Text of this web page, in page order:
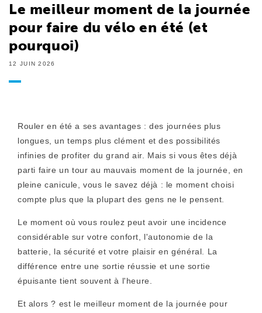
Le meilleur moment de la journée
pour faire du vélo en été (et
pourquoi)
12 JUIN 2026
Rouler en été a ses avantages : des journées plus
longues, un temps plus clément et des possibilités
infinies de profiter du grand air. Mais si vous êtes déjà
parti faire un tour au mauvais moment de la journée, en
pleine canicule, vous le savez déjà : le moment choisi
compte plus que la plupart des gens ne le pensent.
Le moment où vous roulez peut avoir une incidence
considérable sur votre confort, l'autonomie de la
batterie, la sécurité et votre plaisir en général. La
différence entre une sortie réussie et une sortie
épuisante tient souvent à l'heure.
Et alors ? est le meilleur moment de la journée pour